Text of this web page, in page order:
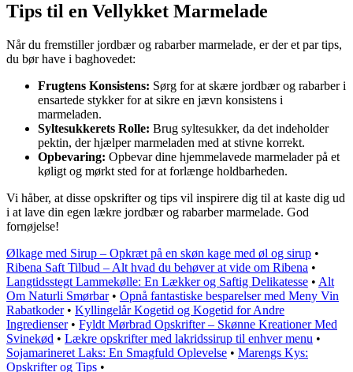
Tips til en Vellykket Marmelade
Når du fremstiller jordbær og rabarber marmelade, er der et par tips,
du bør have i baghovedet:
Frugtens Konsistens: Sørg for at skære jordbær og rabarber i
ensartede stykker for at sikre en jævn konsistens i
marmeladen.
Syltesukkerets Rolle: Brug syltesukker, da det indeholder
pektin, der hjælper marmeladen med at stivne korrekt.
Opbevaring: Opbevar dine hjemmelavede marmelader på et
køligt og mørkt sted for at forlænge holdbarheden.
Vi håber, at disse opskrifter og tips vil inspirere dig til at kaste dig ud
i at lave din egen lækre jordbær og rabarber marmelade. God
fornøjelse!
Ølkage med Sirup – Opkræt på en skøn kage med øl og sirup •
Ribena Saft Tilbud – Alt hvad du behøver at vide om Ribena •
Langtidsstegt Lammekølle: En Lækker og Saftig Delikatesse • Alt
Om Naturli Smørbar• Opnå fantastiske besparelser med Meny Vin
Rabatkoder• Kyllingelår Kogetid og Kogetid for Andre
Ingredienser• Fyldt Mørbrad Opskrifter – Skønne Kreationer Med
Svinekød • Lækre opskrifter med lakridssirup til enhver menu •
Sojamarineret Laks: En Smagfuld Oplevelse • Marengs Kys:
Opskrifter og Tips •